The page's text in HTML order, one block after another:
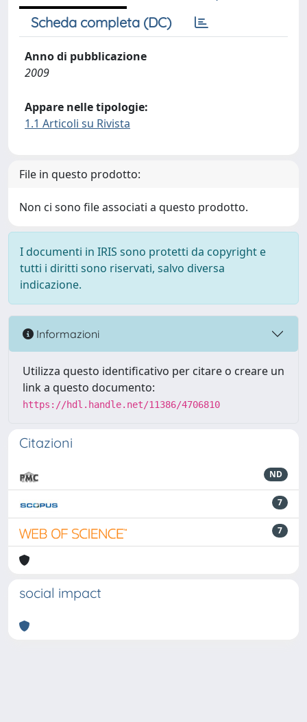
Scheda completa (DC)
Anno di pubblicazione
2009
Appare nelle tipologie:
1.1 Articoli su Rivista
File in questo prodotto:
Non ci sono file associati a questo prodotto.
I documenti in IRIS sono protetti da copyright e
tutti i diritti sono riservati, salvo diversa
indicazione.
Informazioni
Utilizza questo identificativo per citare o creare un
link a questo documento:
https://hdl.handle.net/11386/4706810
Citazioni
ND
7
7
social impact